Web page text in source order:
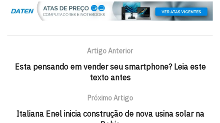
ocupação cerca de quase 50% menor, e maior facilidade
operacional (sem filhotes)”, explica Rodrigo Albuquerque,
rede internacional consegue “praticar os melhores
preços do mercado, com uma ampla oferta de produtos,
o que traz vantagens competitivas perante ao pequeno
Com a nova categoria de loja, a empresa quer ser mais
Artigo Anterior
Esta pensando em vender seu smartphone? Leia este
texto antes
Próximo Artigo
Italiana Enel inicia construção de nova usina solar na